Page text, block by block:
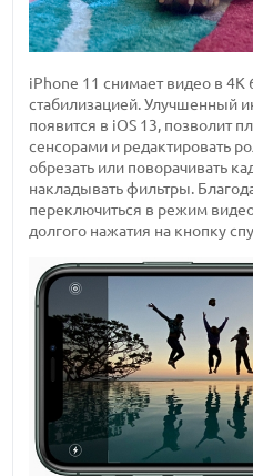
iPhone 11 снимает видео в 4К
стабилизацией. Улучшенный
появится в iOS 13, позволит
сенсорами и редактировать
обрезать или поворачивать
накладывать фильтры.
переключиться в режим
долгого нажатия на кнопку